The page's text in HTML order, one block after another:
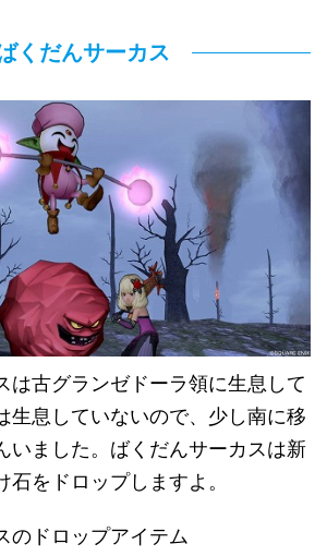
くだんサーカス
は古グランゼドーラ領に生息して
生息していないので、少し南に移
いました。ばくだんサーカスは新
をドロップしますよ。
のドロップアイテム